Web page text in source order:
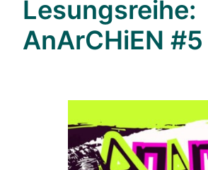
Lesungsreihe:
AnArCHiEN #5